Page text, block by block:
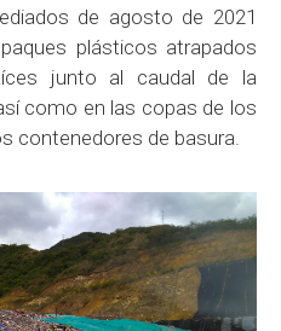
de agosto de 2021
plásticos atrapados
junto al caudal de la
como en las copas de los
contenedores de basura.